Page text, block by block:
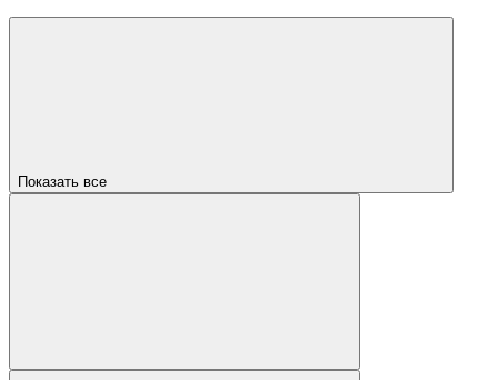
Показать все